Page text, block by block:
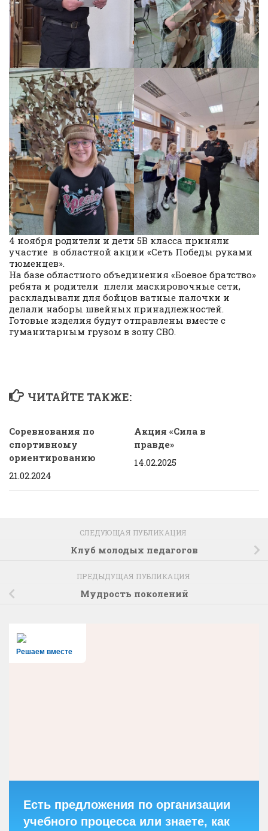
4 ноября родители и дети 5В класса приняли
участие в областной акции «Сеть Победы руками
тюменцев».
На базе областного объединения «Боевое братство»
ребята и родители плели маскировочные сети,
раскладывали для бойцов ватные палочки и
делали наборы швейных принадлежностей.
Готовые изделия будут отправлены вместе с
гуманитарным грузом в зону СВО.
ЧИТАЙТЕ ТАКЖЕ:
Соревнования по
спортивному
ориентированию
21.02.2024
Акция «Сила в
правде»
14.02.2025
СЛЕДУЮЩАЯ ПУБЛИКАЦИЯ
Клуб молодых педагогов
ПРЕДЫДУЩАЯ ПУБЛИКАЦИЯ
Мудрость поколений
Решаем вместе
Есть предложения по организации
учебного процесса или знаете, как